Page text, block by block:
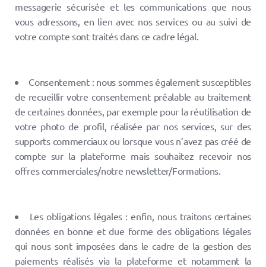
messagerie sécurisée et les communications que nous
vous adressons, en lien avec nos services ou au suivi de
votre compte sont traités dans ce cadre légal.
Consentement : nous sommes également susceptibles
de recueillir votre consentement préalable au traitement
de certaines données, par exemple pour la réutilisation de
votre photo de profil, réalisée par nos services, sur des
supports commerciaux ou lorsque vous n’avez pas créé de
compte sur la plateforme mais souhaitez recevoir nos
offres commerciales/notre newsletter/Formations.
Les obligations légales : enfin, nous traitons certaines
données en bonne et due forme des obligations légales
qui nous sont imposées dans le cadre de la gestion des
paiements réalisés via la plateforme et notamment la